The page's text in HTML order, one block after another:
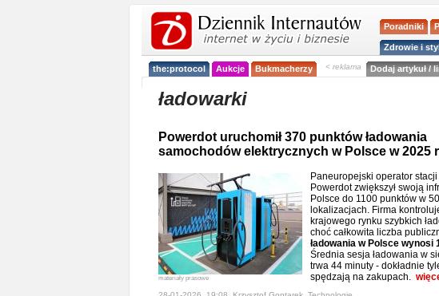
Poradniki
Zdrowie i
the:protocol Aukcje Bukmacherzy < reklama Dodaj artykuł /
ładowarki
Powerdot uruchomił 370 punktów ładowania
samochodów elektrycznych w Polsce w 2025
materiały prasowe
Paneuropejski operator stacji
Powerdot zwiększył swoją
Polsce do 1100 punktów w
lokalizacjach. Firma
krajowego rynku szybkich
choć całkowita liczba
ładowania w Polsce wynosi
Średnia sesja ładowania w
trwa 44 minuty - dokładnie
spędzają na zakupach.